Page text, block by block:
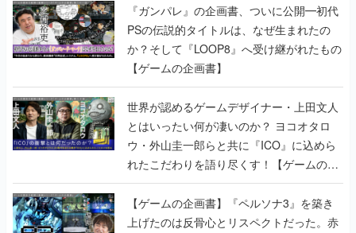
『ガンパレ』の企画書、ついに公開━初代
PSの伝説的タイトルは、なぜ生まれたの
か？そして『LOOP8』へ受け継がれたもの
【ゲームの企画書】
世界が認めるゲームデザイナー・上田文人
とはいったい何が凄いのか？ ヨコオタロ
ウ・外山圭一郎らと共に『ICO』に込めら
れたこだわりを語り尽くす！【ゲームの企
画書】
【ゲームの企画書】『ペルソナ3』を築き
上げたのは反骨心とリスペクトだった。赤